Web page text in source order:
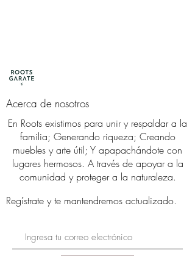
Acerca de nosotros
En Roots existimos para unir y respaldar a la
familia; Generando riqueza; Creando
muebles y arte útil; Y apapachándote con
lugares hermosos. A través de apoyar a la
comunidad y proteger a la naturaleza.
Regístrate y te mantendremos actualizado.